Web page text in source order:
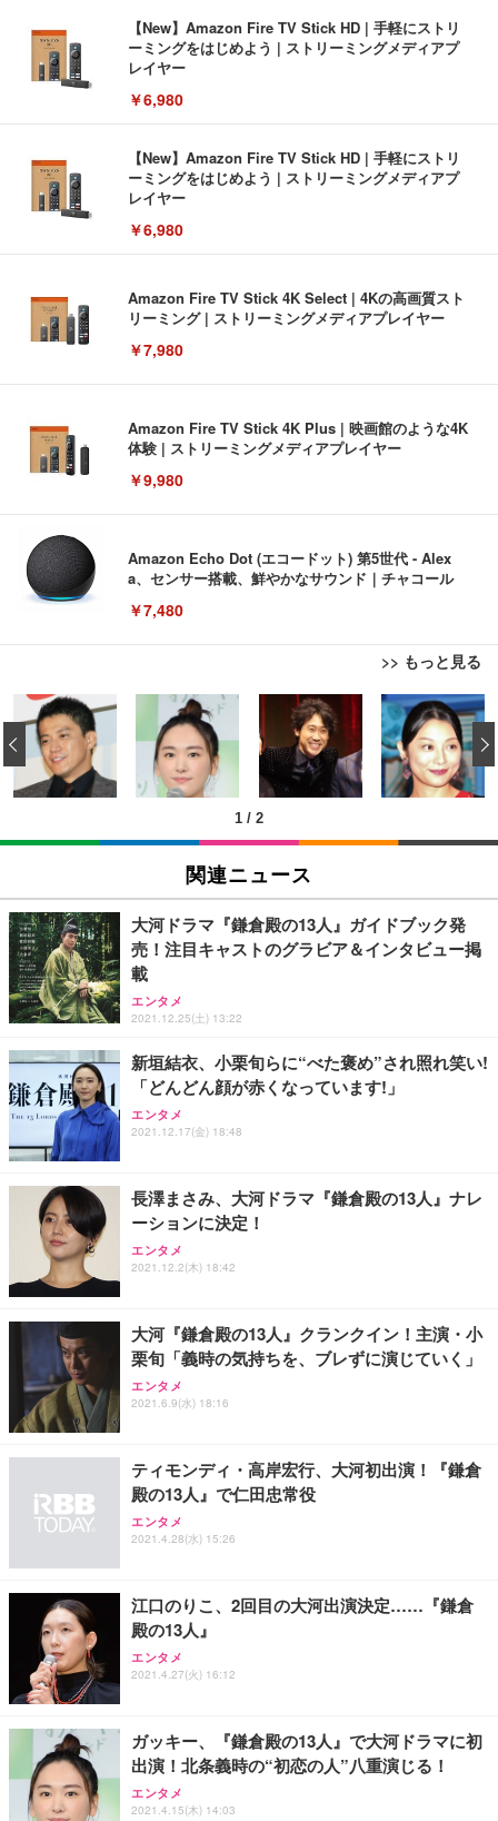
【New】Amazon Fire TV Stick HD | 手軽にストリ
ーミングをはじめよう | ストリーミングメディアプ
レイヤー
￥6,980
【New】Amazon Fire TV Stick HD | 手軽にストリ
ーミングをはじめよう | ストリーミングメディアプ
レイヤー
￥6,980
Amazon Fire TV Stick 4K Select | 4Kの高画質スト
リーミング | ストリーミングメディアプレイヤー
￥7,980
Amazon Fire TV Stick 4K Plus | 映画館のような4K
体験 | ストリーミングメディアプレイヤー
￥9,980
Amazon Echo Dot (エコードット) 第5世代 - Alex
a、センサー搭載、鮮やかなサウンド｜チャコール
￥7,480
>> もっと見る
[EdoErgo] オフィスチェア 椅子 テレワーク 疲れな
い 跳ね上げ式アームレスト コンパクト 約105度ロッ
キング pc 事務椅子 360度回転 座面昇降 強化ナイロ
ン樹脂ベース 通気性メッシュ 在宅ワーク H-WY01
(黒網+黒枠+黒足)
￥5,699
SIHOO B100 オフィスチェア／デスクチェア メッシ
ュチェア 人間工学 疲れない ブラック
￥27,999
Sezlife オフィスチェア デスクチェア 疲れない テレ
ワーク チェア 強化バックレスト 30度ロッキング機
能 人間工学 椅子 腰サポート 90度跳ね上げ式アーム
レスト 3Dヘッドレスト ハンガー付き 高反発クッシ
務用 おしゃれ パソコンチェア (ブラック)
Sezlife オフィスチェア デスクチェア 疲れない テレ
ワーク チェア 強化バックレスト 30度ロッキング機
能 人間工学 椅子 腰サポート 90度跳ね上げ式アーム
務用 おしゃれ パソコンチェア (ホワイト)
ANDWINT オフィスチェア デスクチェア 肘なし メ
ッシュ 通気性 ランバーサポート付き 腰サポート ガ
ス圧無段階昇降 360度回転 キャスター付き コンパク
EIZO ビジネス向けプレミアムモニター | FlexScan
EV3240X-WT | 31.5型4K UHD・USB Type-C・ホワ
イト
￥105,595
EIZO ビジネス向けプレミアムモニター | FlexScan
￥109,572
【純正品】27"ゲーミングモニター DualSense 充電
フック付き（CFI-ZDM1J）
￥49,979
【整備済み品】Dell E2724HS 27インチ 液晶モニタ
ー フルHD（1920×1080）VA 非光沢 HDMI/DisplayP
ort/VGA スピーカー内蔵 高さ調整 スイベル VESA対
【MiniLED/24.5inch/280Hz/FHD】GRAPHT THE S
HOOTER Gaming Monitor 24” Essential ゲーミン
グモニター QD 24.5インチ 1ms FHD 量子ドット 残
Amazonベーシック ペットシーツ 薄型 レギュラー 1
回使い捨て 無香料 ホワイト 300枚
￥3,373
Amazonベーシック ペットシーツ 厚型 ワイド 42枚
x2袋(84枚) ホワイト(吸収面:ライトブルー)
￥3,234
ネオ・ルーライフ ネオ・オムツ L 中型犬用 26枚入
り 単品
￥1,800
Smart Basic(スマートベーシック) 【Amazon.co.jp
限定】 Smart Basic アイリスオーヤマ ペットシーツ
超厚型 お徳用 ワイド 100枚入 (x 1) (ケース販売)
アイリスオーヤマ ペットシーツ 超厚型 お徳用 レギ
ュラー 200枚入【Amazon.co.jp限定】
1 / 2
‹
関連ニュース
大河ドラマ『鎌倉殿の13人』ガイドブック発
売！注目キャストのグラビア＆インタビュー掲
載
エンタメ
2021.12.25(土) 13:22
新垣結衣、小栗旬らに“べた褒め”され照れ笑い!
「どんどん顔が赤くなっています!」
エンタメ
2021.12.17(金) 18:48
長澤まさみ、大河ドラマ『鎌倉殿の13人』ナレ
ーションに決定！
エンタメ
2021.12.2(木) 18:42
大河『鎌倉殿の13人』クランクイン！主演・小
栗旬「義時の気持ちを、ブレずに演じていく」
エンタメ
2021.6.9(水) 18:16
ティモンディ・高岸宏行、大河初出演！『鎌倉
殿の13人』で仁田忠常役
エンタメ
2021.4.28(水) 15:26
江口のりこ、2回目の大河出演決定……『鎌倉
殿の13人』
エンタメ
2021.4.27(火) 16:12
ガッキー、『鎌倉殿の13人』で大河ドラマに初
出演！北条義時の“初恋の人”八重演じる！
エンタメ
2021.4.15(木) 14:03